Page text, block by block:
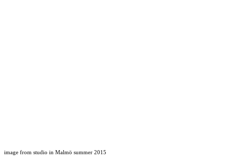
image from studio in Malmö summer 2015